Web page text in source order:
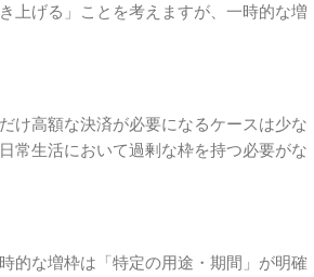
上げる」ことを考えますが、一時的な増
け高額な決済が必要になるケースは少な
常生活において過剰な枠を持つ必要がな
的な増枠は「特定の用途・期間」が明確